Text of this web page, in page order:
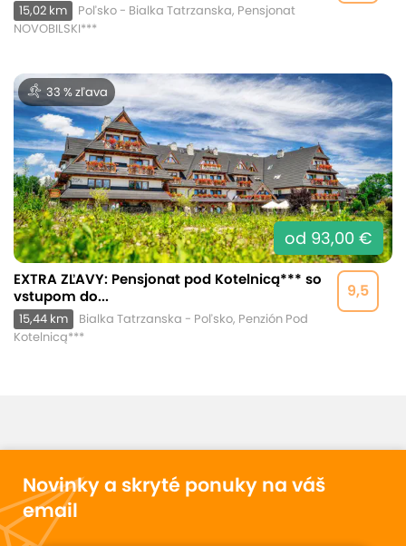
15,02 km
Poľsko - Bialka Tatrzanska, Pensjonat
NOVOBILSKI***
33 % zľava
od 93,00 €
9,5
EXTRA ZĽAVY: Pensjonat pod Kotelnicą*** so
vstupom do...
15,44 km
Bialka Tatrzanska - Poľsko, Penzión Pod
Kotelnicą***
Novinky a skryté ponuky na váš
email